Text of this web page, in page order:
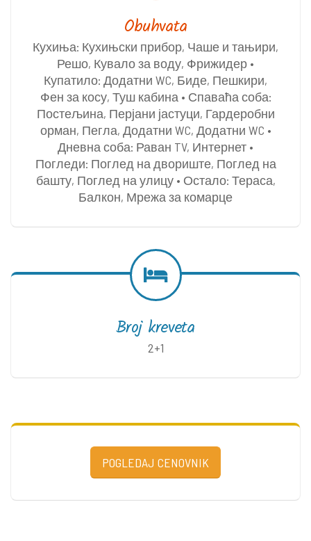
Obuhvata
Кухиња: Кухињски прибор, Чаше и тањири,
Решо, Кувало за воду, Фрижидер •
Купатило: Додатни WC, Биде, Пешкири,
Фен за косу, Туш кабина • Спаваћа соба:
Постељина, Перјани јастуци, Гардеробни
орман, Пегла, Додатни WC, Додатни WC •
Дневна соба: Раван TV, Интернет •
Погледи: Поглед на двориште, Поглед на
башту, Поглед на улицу • Остало: Тераса,
Балкон, Мрежа за комарце
Broj kreveta
2+1
POGLEDAJ CENOVNIK